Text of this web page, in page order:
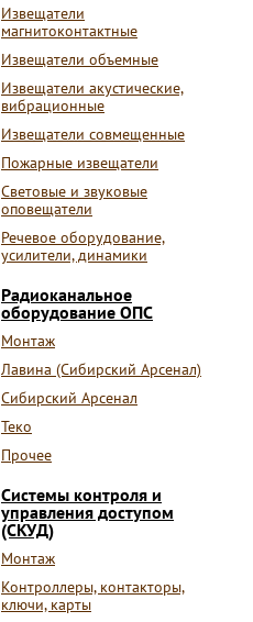
Извещатели
магнитоконтактные
Извещатели объемные
Извещатели акустические,
вибрационные
Извещатели совмещенные
Пожарные извещатели
Световые и звуковые
оповещатели
Речевое оборудование,
усилители, динамики
Радиоканальное
оборудование ОПС
Монтаж
Лавина (Сибирский Арсенал)
Сибирский Арсенал
Теко
Прочее
Системы контроля и
управления доступом
(СКУД)
Монтаж
Контроллеры, контакторы,
ключи, карты